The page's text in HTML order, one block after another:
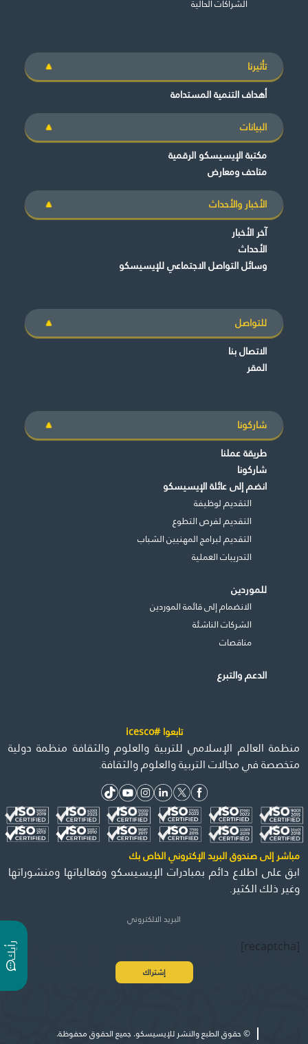
ر
أ
ي
ك
الشراكات الحالية
تأثيرنا
أهداف التنمية المستدامة
البيانات
مكتبة الإيسيسكو الرقمية
متاحف ومعارض
الأخبار والأحداث
آخر الأخبار
الأحداث
وسائل التواصل الاجتماعي للإيسيسكو
للتواصل
الاتصال بنا
المقر
شاركونا
طريقة عملنا
شاركونا
انضم إلى عائلة الإيسيسكو
التقديم لوظيفة
التقديم لفرص التطوع
التقديم لبرامج المهنيين الشباب
التدريبات العملية
للموردين
الانضمام إلى قائمة الموردين
الشركات الناشئة
مناقصات
الدعم والتبرع
تابعوا #icesco
منظمة العالم الإسلامي للتربية والعلوم والثقافة منظمة دولية
متخصصة في مجالات التربية والعلوم والثقافة.
مباشر إلى صندوق البريد الإكتروني الخاص بك
ابق على اطلاع دائم بمبادرات الإيسيسكو وفعالياتها ومنشوراتها
وغير ذلك الكثير.
[recaptcha]
©حقوق الطبع والنشر للإيسيسكو. جميع الحقوق محفوظة.